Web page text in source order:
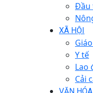
Đầu
XÃ HỘI
Y tế
Lao
Cải